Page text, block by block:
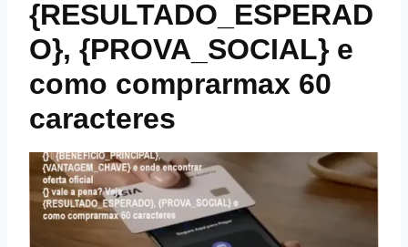
{RESULTADO_ESPERAD
O}, {PROVA_SOCIAL} e
como comprarmax 60
caracteres